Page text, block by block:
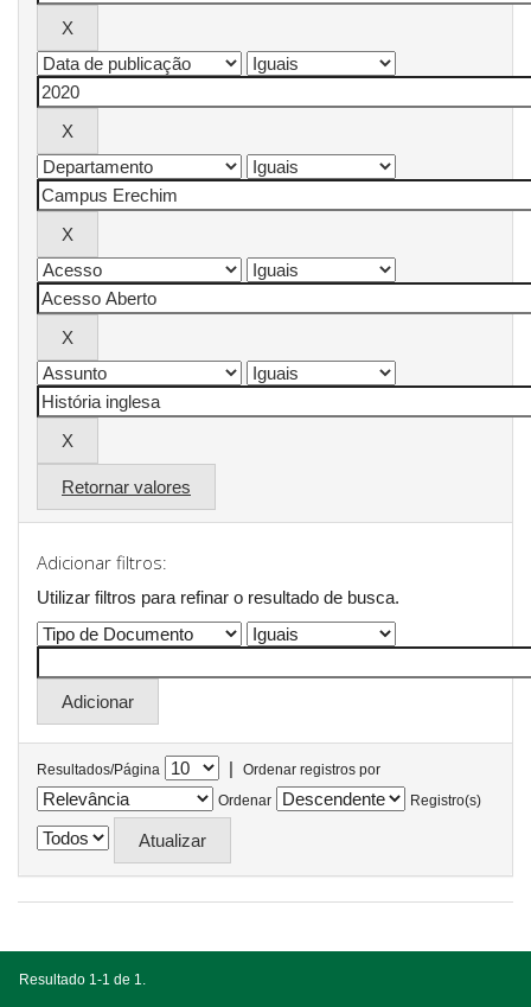
Retornar valores
Adicionar filtros:
Utilizar filtros para refinar o resultado de busca.
Resultados/Página |
Ordenar registros por
Ordenar
Registro(s)
Resultado 1-1 de 1.